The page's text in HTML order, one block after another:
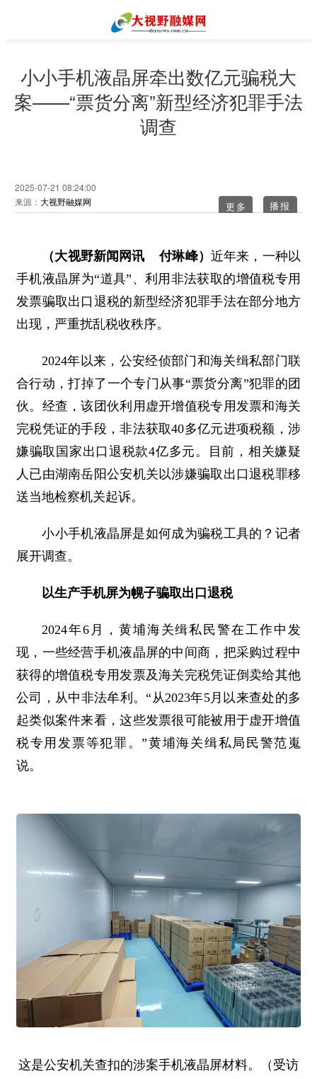
小小手机液晶屏牵出数亿元骗税大
案——“票货分离”新型经济犯罪手法
调查
2025-07-21 08:24:00
来源： 大视野融媒网 更多
（大视野新闻网讯 付琳峰） 近年来，一种以
手机液晶屏为“道具”、利用非法获取的增值税专用
发票骗取出口退税的新型经济犯罪手法在部分地方
出现，严重扰乱税收秩序。
2024年以来，公安经侦部门和海关缉私部门联
合行动，打掉了一个专门从事“票货分离”犯罪的团
伙。经查，该团伙利用虚开增值税专用发票和海关
完税凭证的手段，非法获取40多亿元进项税额，涉
嫌骗取国家出口退税款4亿多元。目前，相关嫌疑
人已由湖南岳阳公安机关以涉嫌骗取出口退税罪移
送当地检察机关起诉。
小小手机液晶屏是如何成为骗税工具的？记者
展开调查。
以生产手机屏为幌子骗取出口退税
2024年6月，黄埔海关缉私民警在工作中发
现，一些经营手机液晶屏的中间商，把采购过程中
获得的增值税专用发票及海关完税凭证倒卖给其他
公司，从中非法牟利。“从2023年5月以来查处的多
起类似案件来看，这些发票很可能被用于虚开增值
税专用发票等犯罪。”黄埔海关缉私局民警范嵬
说。
这是公安机关查扣的涉案手机液晶屏材料。（受访